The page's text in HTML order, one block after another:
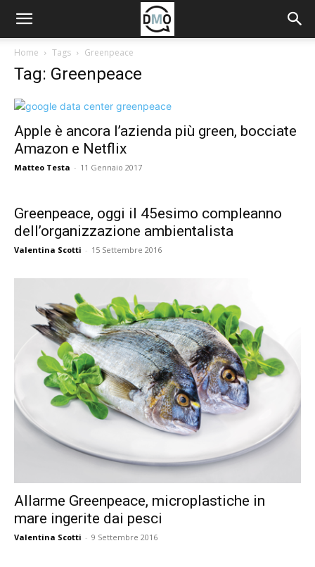
Home Tags Greenpeace
Tag: Greenpeace
Apple è ancora l’azienda più green, bocciate
Amazon e Netflix
Matteo Testa - 11 Gennaio 2017
Greenpeace, oggi il 45esimo compleanno
dell’organizzazione ambientalista
Valentina Scotti - 15 Settembre 2016
Allarme Greenpeace, microplastiche in
mare ingerite dai pesci
Valentina Scotti - 9 Settembre 2016